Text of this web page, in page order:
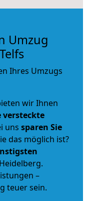
Umzug
Ihres Umzugs
wir Ihnen
versteckte
uns sparen Sie
das möglich ist?
–
teuer sein.